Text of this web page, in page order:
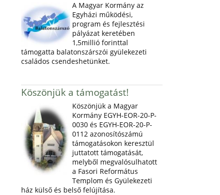
A Magyar Kormány az
Egyházi működési,
program és fejlesztési
pályázat keretében
1,5millió forinttal
támogatta balatonszárszói gyülekezeti
családos csendeshetünket.
Köszönjük a támogatást!
Köszönjük a Magyar
Kormány EGYH-EOR-20-P-
0030 és EGYH-EOR-20-P-
0112 azonosítószámú
támogatásokon keresztül
juttatott támogatását,
melyből megvalósulhatott
a Fasori Református
Templom és Gyülekezeti
ház külső és belső felújítása.